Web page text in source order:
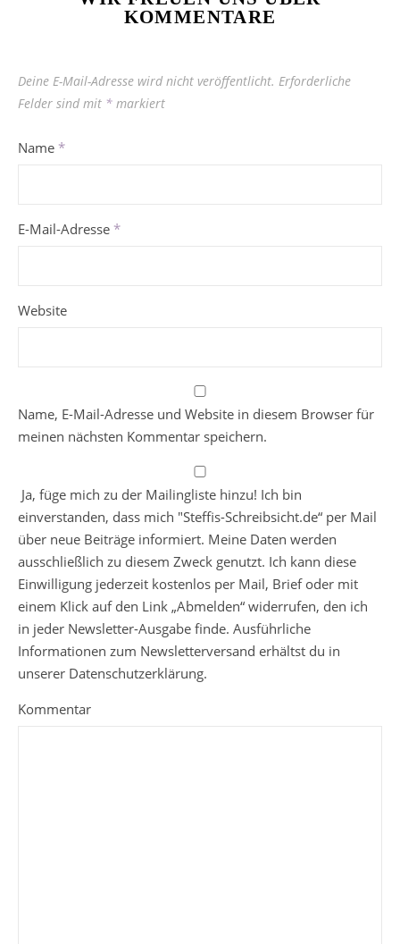
KOMMENTARE
Deine E-Mail-Adresse wird nicht veröffentlicht. Erforderliche
Felder sind mit * markiert
Name *
E-Mail-Adresse *
Website
Name, E-Mail-Adresse und Website in diesem Browser für
meinen nächsten Kommentar speichern.
Ja, füge mich zu der Mailingliste hinzu! Ich bin
einverstanden, dass mich "Steffis-Schreibsicht.de“ per Mail
über neue Beiträge informiert. Meine Daten werden
ausschließlich zu diesem Zweck genutzt. Ich kann diese
Einwilligung jederzeit kostenlos per Mail, Brief oder mit
einem Klick auf den Link „Abmelden“ widerrufen, den ich
in jeder Newsletter-Ausgabe finde. Ausführliche
Informationen zum Newsletterversand erhältst du in
unserer Datenschutzerklärung.
Kommentar